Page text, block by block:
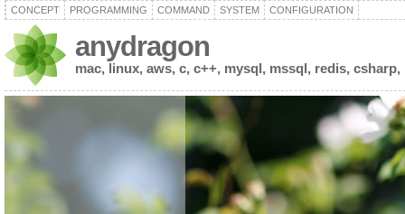
CONCEPT PROGRAMMING COMMAND SYSTEM CONFIGURATION
anydragon
mac, linux, aws, c, c++, mysql, mssql, redis,